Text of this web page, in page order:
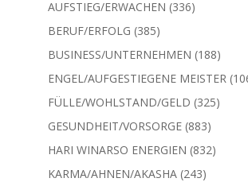
AUFSTIEG/ERWACHEN 336336
BERUF/ERFOLG 385385
Produkte
BUSINESS/UNTERNEHMEN 188188
ENGEL/AUFGESTIEGENE MEISTER
FÜLLE/WOHLSTAND/GELD 325325
GESUNDHEIT/VORSORGE 883883
Produkte
HARI WINARSO ENERGIEN 832832
KARMA/AHNEN/AKASHA 243243